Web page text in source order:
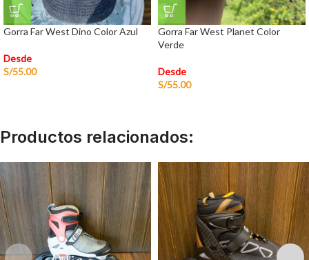
Gorra Far West Dino Color Azul
Desde
S/55.00
Gorra Far West Planet Color
Verde
Desde
S/55.00
Productos relacionados: